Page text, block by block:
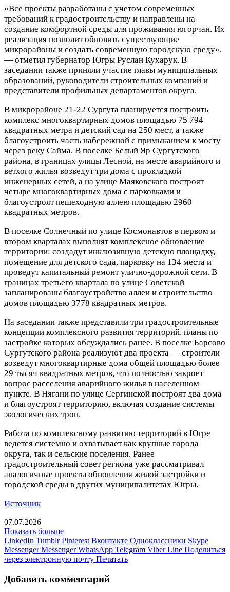
«Все проекты разработаны с учетом современных
требований к градостроительству и направлены на
создание комфортной среды для проживания югорчан. Их
реализация позволит обновить существующие
микрорайоны и создать современную городскую среду»,
— отметил губернатор Югры Руслан Кухарук. В
заседании также приняли участие главы муниципальных
образований, руководители строительных компаний и
представители профильных департаментов округа.
В микрорайоне 21-22 Сургута планируется построить
комплекс многоквартирных домов площадью 75 794
квадратных метра и детский сад на 250 мест, а также
благоустроить часть набережной с примыканием к мосту
через реку Сайма. В поселке Белый Яр Сургутского
района, в границах улицы Лесной, на месте аварийного и
ветхого жилья возведут три дома с прокладкой
инженерных сетей, а на улице Маяковского построят
четыре многоквартирных дома с парковками и
благоустроят пешеходную аллею площадью 2960
квадратных метров.
В поселке Солнечный по улице Космонавтов в первом и
втором кварталах выполнят комплексное обновление
территории: создадут инклюзивную детскую площадку,
помещение для детского сада, парковку на 134 места и
проведут капитальный ремонт улично-дорожной сети. В
границах третьего квартала по улице Советской
запланированы благоустройство аллеи и строительство
домов площадью 3778 квадратных метров.
На заседании также представили три градостроительные
концепции комплексного развития территорий, планы по
застройке которых обсуждались ранее. В поселке Барсово
Сургутского района реализуют два проекта — строители
возведут многоквартирные дома общей площадью более
29 тысяч квадратных метров, что полностью закроет
вопрос расселения аварийного жилья в населенном
пункте. В Нягани по улице Сергинской построят два дома
и благоустроят территорию, включая создание системы
экологических троп.
Работа по комплексному развитию территорий в Югре
ведется системно и охватывает как крупные города
округа, так и сельские поселения. Ранее
градостроительный совет региона уже рассматривал
аналогичные проекты обновления жилой застройки и
городской среды в других муниципалитетах Югры.
Источник
07.07.2026
Показать больше
LinkedIn Tumblr Pinterest Вконтакте Одноклассники Skype
Messenger Messenger WhatsApp Telegram Viber Line Поделиться
через электронную почту Печатать
Добавить комментарий